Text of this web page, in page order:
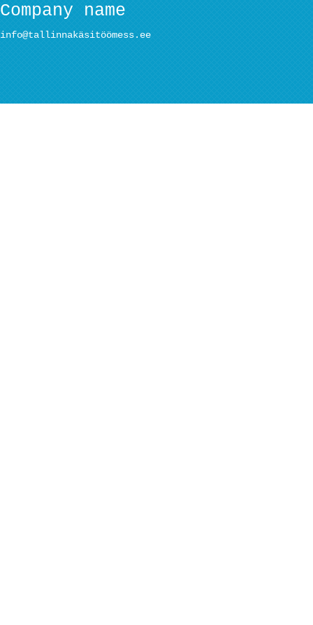
Company name
info@tallinnakäsitöömess.ee